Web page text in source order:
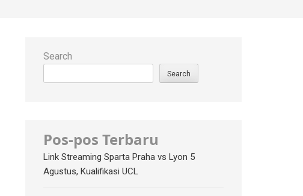
Search
Search
Pos-pos Terbaru
Link Streaming Sparta Praha vs Lyon 5
Agustus, Kualifikasi UCL